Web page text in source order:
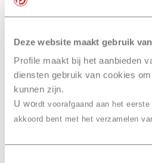
Deze website maakt gebruik
Profile maakt bij het aanbieden
diensten gebruik van cookies
kunnen zijn.
U wordt voorafgaand aan het
akkoord bent met het verzamelen
worden gevuld. Elk jaar
gaat werken. Dus wacht niet
Motuz. En hou in de tussentijd
je airco in de gaten.